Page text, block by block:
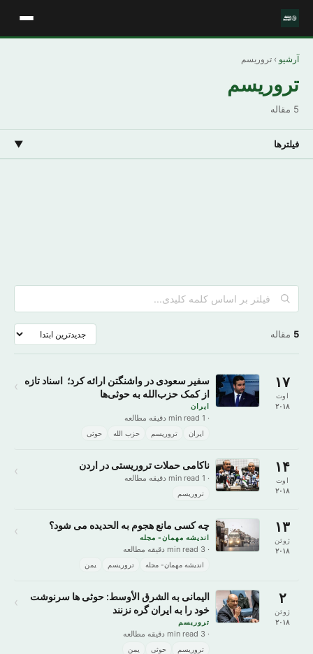
آرشیو › تروریسم
تروریسم
5 مقاله
فیلترها ▼
5 مقاله
۱۷
اوت
۲۰۱۸
سفیر سعودی در واشنگتن ارائه کرد؛ اسناد تازه
از کمک حزب‌الله به حوثی‌ها
ايران
· 1 min read دقیقه مطالعه
ايران تروریسم حزب الله حوثی
›
۱۴
اوت
۲۰۱۸
ناکامی حملات تروریستی در اردن
· 1 min read دقیقه مطالعه
تروریسم
›
۱۳
ژوئن
۲۰۱۸
چه کسی مانع هجوم به الحدیده می شود؟
اندیشه مهمان- مجله
· 3 min read دقیقه مطالعه
اندیشه مهمان- مجله تروریسم یمن
›
۲
ژوئن
۲۰۱۸
الیمانی به الشرق الأوسط: حوثی ها سرنوشت
خود را به ایران گره نزنند
تروریسم
· 3 min read دقیقه مطالعه
تروریسم حوثی یمن
›